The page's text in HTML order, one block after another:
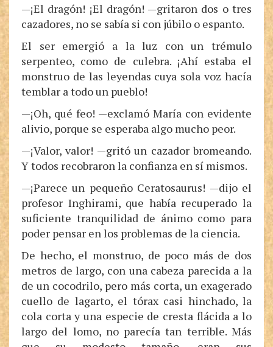
—¡El dragón! ¡El dragón! —gritaron dos o tres
cazadores, no se sabía si con júbilo o espanto.
El ser emergió a la luz con un trémulo
serpenteo, como de culebra. ¡Ahí estaba el
monstruo de las leyendas cuya sola voz hacía
temblar a todo un pueblo!
—¡Oh, qué feo! —exclamó María con evidente
alivio, porque se esperaba algo mucho peor.
—¡Valor, valor! —gritó un cazador bromeando.
Y todos recobraron la confianza en sí mismos.
—¡Parece un pequeño Ceratosaurus! —dijo el
profesor Inghirami, que había recuperado la
suficiente tranquilidad de ánimo como para
poder pensar en los problemas de la ciencia.
De hecho, el monstruo, de poco más de dos
metros de largo, con una cabeza parecida a la
de un cocodrilo, pero más corta, un exagerado
cuello de lagarto, el tórax casi hinchado, la
cola corta y una especie de cresta flácida a lo
largo del lomo, no parecía tan terrible. Más